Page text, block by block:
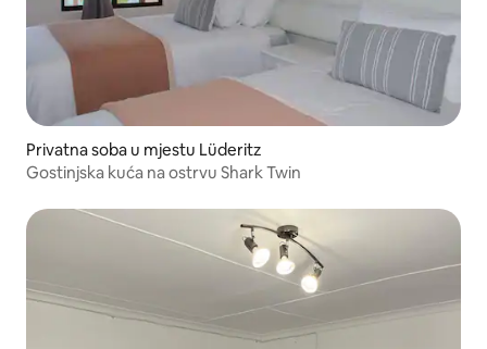
Privatna soba u mjestu Lüderitz
Gostinjska kuća na ostrvu Shark Twin